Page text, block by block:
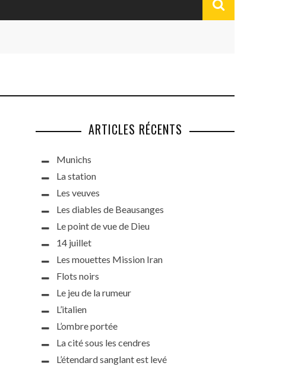
ARTICLES RÉCENTS
Munichs
La station
Les veuves
Les diables de Beausanges
Le point de vue de Dieu
14 juillet
Les mouettes Mission Iran
Flots noirs
Le jeu de la rumeur
L’italien
L’ombre portée
La cité sous les cendres
L’étendard sanglant est levé